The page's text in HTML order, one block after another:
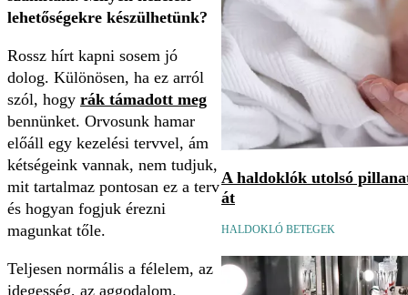
lehetőségekre készülhetünk?
Rossz hírt kapni sosem jó
dolog. Különösen, ha ez arról
szól, hogy rák támadott meg
bennünket. Orvosunk hamar
előáll egy kezelési tervvel, ám
kétségeink vannak, nem tudjuk,
mit tartalmaz pontosan ez a terv
és hogyan fogjuk érezni
magunkat tőle.
Teljesen normális a félelem, az
idegesség, az aggodalom.
A haldoklók utolsó
át
HALDOKLÓ BETEGEK